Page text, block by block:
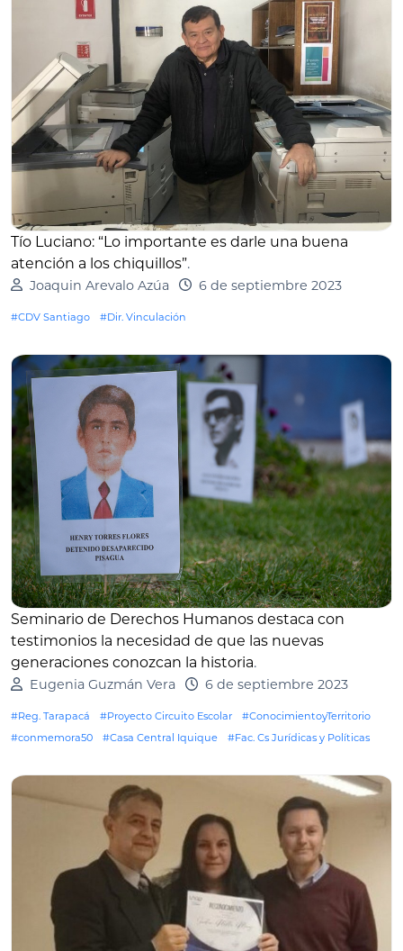
Tío Luciano: “Lo importante es darle una buena
atención a los chiquillos”.
Joaquin Arevalo Azúa 6 de septiembre 2023
#CDV Santiago #Dir. Vinculación
Seminario de Derechos Humanos destaca con
testimonios la necesidad de que las nuevas
generaciones conozcan la historia.
Eugenia Guzmán Vera 6 de septiembre 2023
#Reg. Tarapacá #Proyecto Circuito Escolar
#ConocimientoyTerritorio
#conmemora50
#Casa Central Iquique #Fac. Cs Jurídicas y Políticas